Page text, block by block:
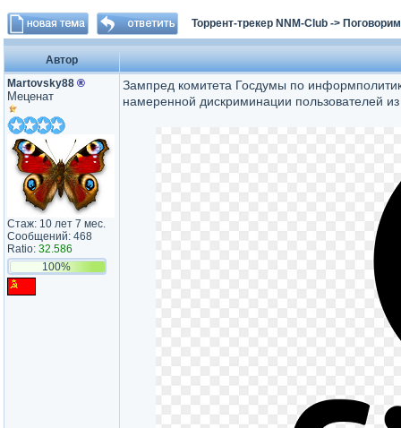
Торрент-трекер NNM-Club -> Поговорим
Автор
Martovsky88 ®
Меценат
Стаж: 10 лет 7 мес.
Сообщений: 468
Ratio: 32.586
100%
Зампред комитета Госдумы по
намеренной дискриминации пользователей